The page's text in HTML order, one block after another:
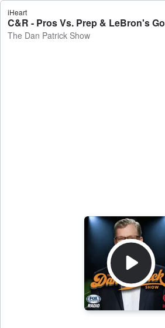
iHeart
The Dan Patrick Show